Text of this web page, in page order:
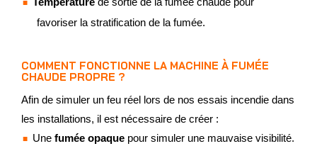
favoriser la stratification de la fumée.
COMMENT FONCTIONNE LA MACHINE À FUMÉE
CHAUDE PROPRE ?
Afin de simuler un feu réel lors de nos essais incendie dans
les installations, il est nécessaire de créer :
Une fumée opaque pour simuler une mauvaise visibilité.